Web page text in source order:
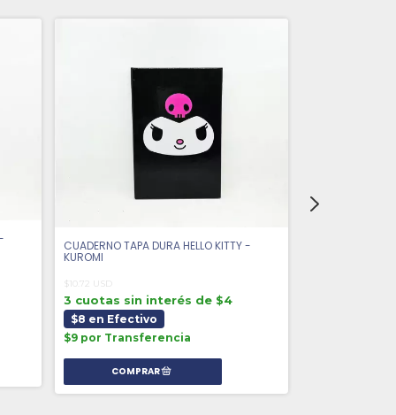
CUADERNO TAPA DURA HELLO KITTY -
KUROMI
$10.72 USD
3 cuotas sin interés de $4
$8 en Efectivo
$9 por Transferencia